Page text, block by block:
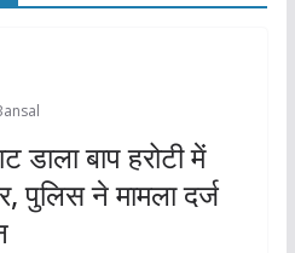
डाला बाप हरोटी में
पुलिस ने मामला दर्ज